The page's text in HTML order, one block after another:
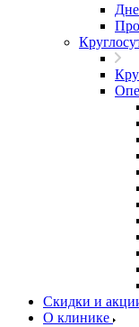
Скидки и
О клинике